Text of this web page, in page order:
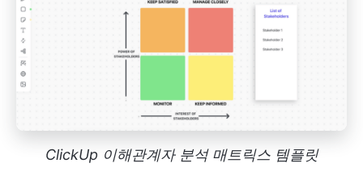
ClickUp 이해관계자 분석 매트릭스 템플릿